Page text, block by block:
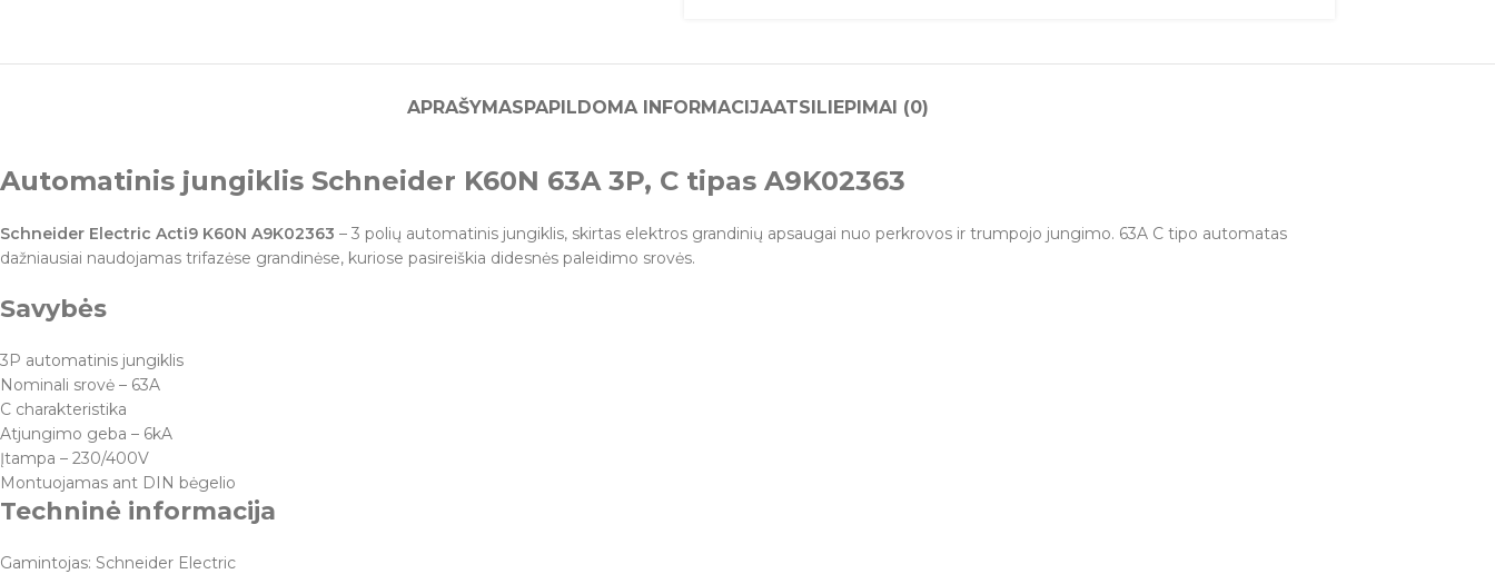
APRAŠYMASPAPILDOMA INFORMACIJAATSILIEPIMAI (0)
Automatinis jungiklis Schneider K60N 63A 3P, C tipas A9K02363
Schneider Electric Acti9 K60N A9K02363 – 3 polių automatinis jungiklis, skirtas elektros grandinių apsaugai nuo perkrovos ir trumpojo jungimo. 63A C tipo automatas
dažniausiai naudojamas trifazėse grandinėse, kuriose pasireiškia didesnės paleidimo srovės.
Savybės
3P automatinis jungiklis
Nominali srovė – 63A
C charakteristika
Atjungimo geba – 6kA
Įtampa – 230/400V
Montuojamas ant DIN bėgelio
Techninė informacija
Gamintojas: Schneider Electric